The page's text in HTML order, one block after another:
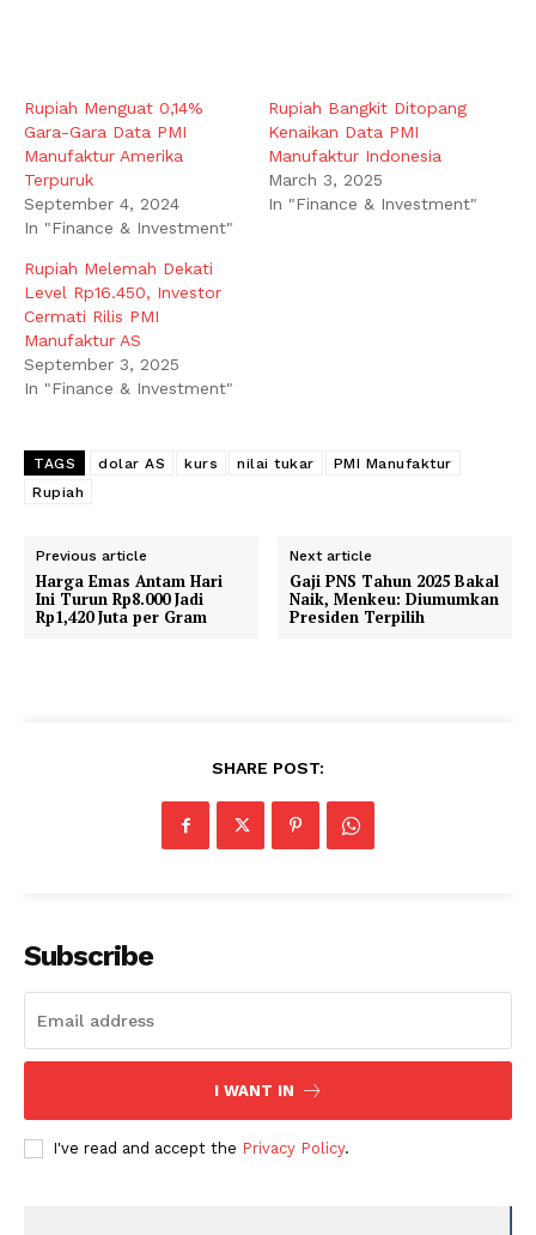
Rupiah Menguat 0,14%
Gara-Gara Data PMI
Manufaktur Amerika
Terpuruk
September 4, 2024
In "Finance & Investment"
Rupiah Bangkit Ditopang
Kenaikan Data PMI
Manufaktur Indonesia
March 3, 2025
In "Finance & Investment"
Rupiah Melemah Dekati
Level Rp16.450, Investor
Cermati Rilis PMI
Manufaktur AS
September 3, 2025
In "Finance & Investment"
TAGS dolar AS kurs nilai tukar
PMI Manufaktur
Rupiah
Previous article
Harga Emas Antam Hari
Ini Turun Rp8.000 Jadi
Rp1,420 Juta per Gram
Next article
Gaji PNS Tahun 2025 Bakal
Naik, Menkeu: Diumumkan
Presiden Terpilih
SHARE POST:
Subscribe
I WANT IN
I've read and accept the Privacy Policy.